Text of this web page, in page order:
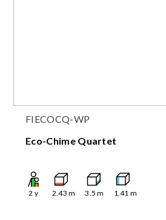
FIECOCQ-WP
Eco-Chime Quartet
2 y 2.43 m 3.5 m 1.41 m